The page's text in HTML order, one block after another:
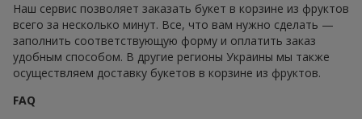
Наш сервис позволяет заказать букет в корзине из фруктов
всего за несколько минут. Все, что вам нужно сделать —
заполнить соответствующую форму и оплатить заказ
удобным способом. В другие регионы Украины мы также
осуществляем доставку букетов в корзине из фруктов.
FAQ